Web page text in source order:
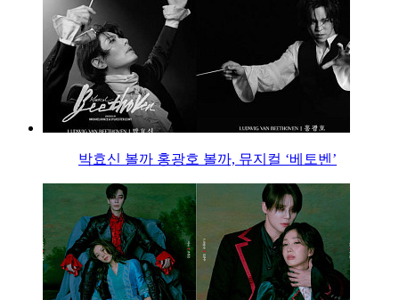
박효신 볼까 홍광호 볼까, 뮤지컬 ‘베토벤’